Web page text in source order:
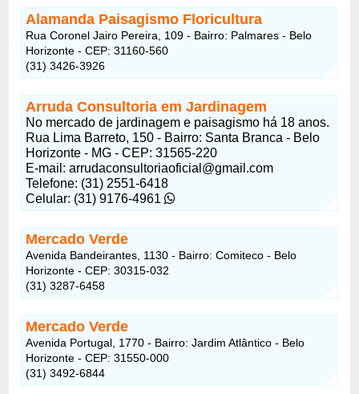
Alamanda Paisagismo Floricultura
Rua Coronel Jairo Pereira, 109 - Bairro: Palmares - Belo
Horizonte - CEP: 31160-560
(31) 3426-3926
Arruda Consultoria em Jardinagem
No mercado de jardinagem e paisagismo há 18 anos.
Rua Lima Barreto, 150 - Bairro: Santa Branca - Belo
Horizonte - MG - CEP: 31565-220
E-mail:arrudaconsultoriaoficial@gmail.com
Telefone: (31) 2551-6418
Celular: (31) 9176-4961
Mercado Verde
Avenida Bandeirantes, 1130 - Bairro: Comiteco - Belo
Horizonte - CEP: 30315-032
(31) 3287-6458
Mercado Verde
Avenida Portugal, 1770 - Bairro: Jardim Atlântico - Belo
Horizonte - CEP: 31550-000
(31) 3492-6844